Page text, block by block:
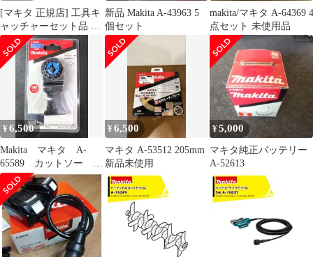
[マキタ 正規店] 工具キ
ャッチャーセット品 A-
70851
新品 Makita A-43963 5
個セット
makita/マキタ A-64369 4
点セット 未使用品
¥6,500
Makita マキタ A-
65589 カットソー
TMA061HM
¥6,500
マキタ A-53512 205mm
新品未使用
¥5,000
マキタ純正バッテリー
A-52613